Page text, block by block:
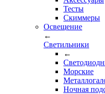
Тесты
Cкиммеры
Освещение
←
Светильники
←
Морские
Ночная